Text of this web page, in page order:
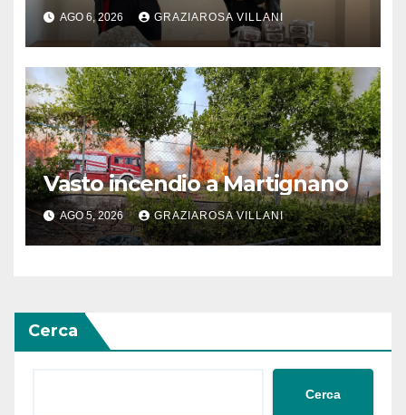
AGO 6, 2026 GRAZIAROSA VILLANI
Vasto incendio a Martignano
AGO 5, 2026 GRAZIAROSA VILLANI
Cerca
Cerca